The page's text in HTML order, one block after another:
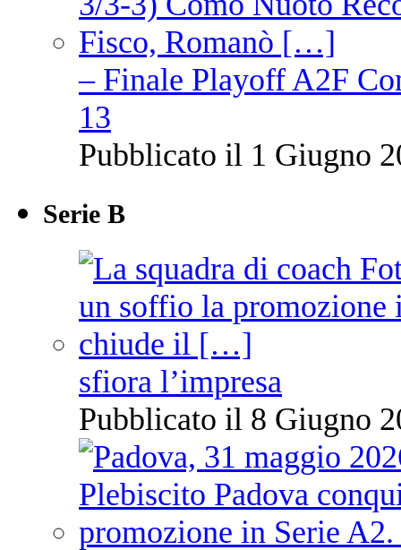
– Finale Playoff A2F
13
Pubblicato il 1 Giugno
Serie B
sfiora l’impresa
Pubblicato il 8 Giugno